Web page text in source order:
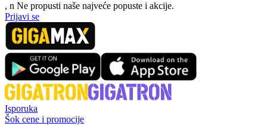
, n Ne propusti naše najveće popuste i akcije.
Prijavi se
Isporuka
Šok cene i promocije